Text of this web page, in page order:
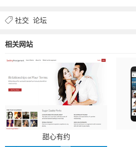
社交 论坛
相关网站
甜心有约